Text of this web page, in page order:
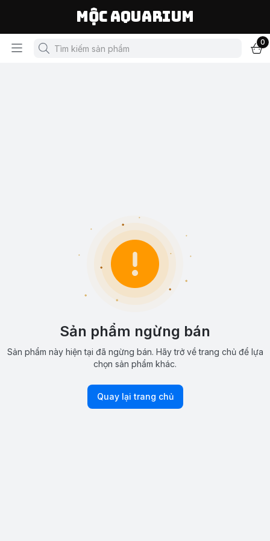
Mộc Aquarium
0
Sản phẩm ngừng bán
Sản phẩm này hiện tại đã ngừng bán. Hãy trở về trang chủ để lựa
chọn sản phẩm khác.
Quay lại trang chủ